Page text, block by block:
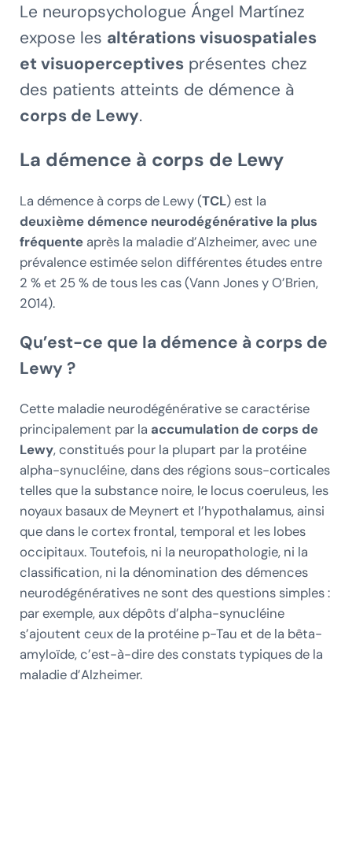
Le neuropsychologue Ángel Martínez
expose les altérations visuospatiales
et visuoperceptivesprésentes chez
des patients atteints de démence à
corps de Lewy.
La démence à corps de Lewy
La démence à corps de Lewy (TCL) est la
deuxième démence neurodégénérative la plus
fréquenteaprès la maladie d’Alzheimer, avec une
prévalence estimée selon différentes études entre
2 % et 25 % de tous les cas (Vann Jones y O’Brien,
2014).
Qu’est-ce que la démence à corps de
Lewy ?
Cette maladie neurodégénérative se caractérise
principalement par la accumulation de corps de
Lewy, constitués pour la plupart par la protéine
alpha-synucléine, dans des régions sous-corticales
telles que la substance noire, le locus coeruleus, les
noyaux basaux de Meynert et l’hypothalamus, ainsi
que dans le cortex frontal, temporal et les lobes
occipitaux. Toutefois, ni la neuropathologie, ni la
classification, ni la dénomination des démences
neurodégénératives ne sont des questions simples :
par exemple, aux dépôts d’alpha-synucléine
s’ajoutent ceux de la protéine p-Tau et de la bêta-
amyloïde, c’est-à-dire des constats typiques de la
maladie d’Alzheimer.